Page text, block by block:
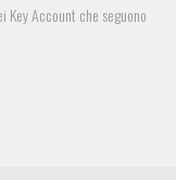
Account che seguono